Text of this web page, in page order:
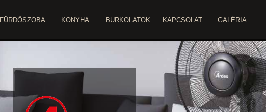
FÜRDŐSZOBA KONYHA BURKOLATOK KAPCSOLAT GALÉRIA